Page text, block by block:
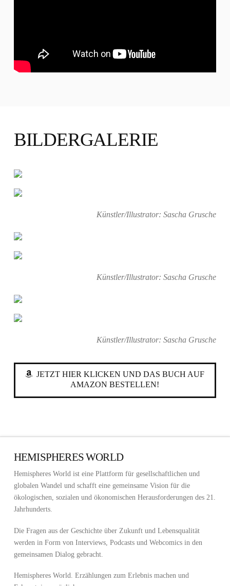
BILDERGALERIE
Künstler/Illustrator: Sascha Grusche
Künstler/Illustrator: Sascha Grusche
Künstler/Illustrator: Sascha Grusche
JETZT HIER KLICKEN UND DAS BUCH AUF
AMAZON BESTELLEN!
HEMISPHERES WORLD
Hemispheres World ist eine Plattform für gesellschaftlichen und
globalen Wandel und schafft eine gemeinsame Vision für die
ökologischen, sozialen und ökonomischen Herausforderungen des 21.
Jahrhunderts.
Die Fragen aus der Geschichte über Zukunft und Lebensqualität
werden in Form von Interviews, Podcasts und Webcomics in den
gemeinsamen Dialog gebracht.
Hemispheres World. Erzählungen zum Erlebnis machen und